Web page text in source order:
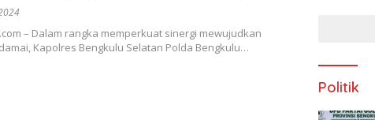
– Dalam rangka memperkuat sinergi mewujudkan
Kapolres Bengkulu Selatan Polda Bengkulu…
Politik